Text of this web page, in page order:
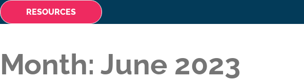
RESOURCES
Month: June 2023